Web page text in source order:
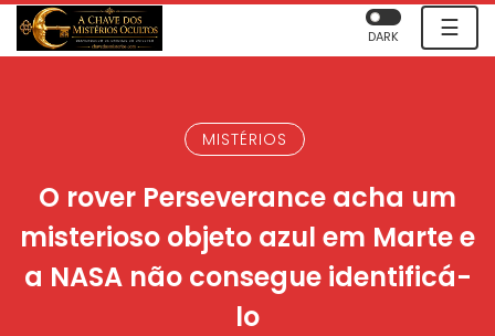
☰
DARK
MISTÉRIOS
O rover Perseverance acha um
misterioso objeto azul em Marte e
a NASA não consegue identificá-
lo